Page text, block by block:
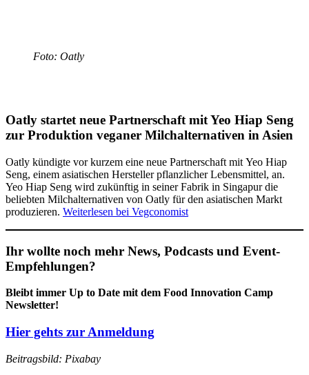
Foto: Oatly
Oatly startet neue Partnerschaft mit Yeo Hiap Seng
zur Produktion veganer Milchalternativen in Asien
Oatly kündigte vor kurzem eine neue Partnerschaft mit Yeo Hiap
Seng, einem asiatischen Hersteller pflanzlicher Lebensmittel, an.
Yeo Hiap Seng wird zukünftig in seiner Fabrik in Singapur die
beliebten Milchalternativen von Oatly für den asiatischen Markt
produzieren. Weiterlesen bei Vegconomist
Ihr wollte noch mehr News, Podcasts und Event-
Empfehlungen?
Bleibt immer Up to Date mit dem Food Innovation Camp
Newsletter!
Hier gehts zur Anmeldung
Beitragsbild: Pixabay